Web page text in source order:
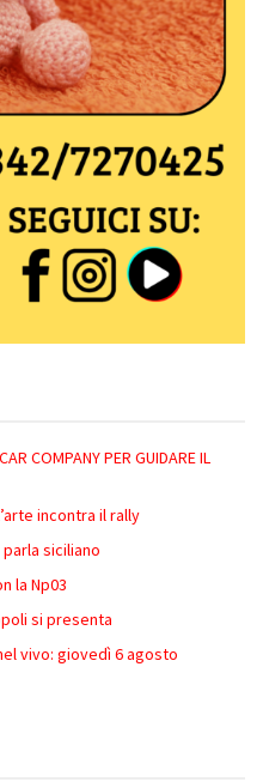
COMPANY PER GUIDARE IL
incontra il rally
siciliano
la Np03
si presenta
vivo: giovedì 6 agosto